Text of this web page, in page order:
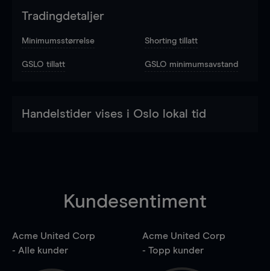
Tradingdetaljer
Minimumsstørrelse Shorting tillatt
GSLO tillatt GSLO minimumsavstand
Handelstider vises i Oslo lokal tid
Kundesentiment
Acme United Corp
- Alle kunder
Acme United Corp
- Topp kunder